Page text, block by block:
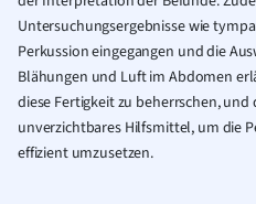
Untersuchungsergebnisse wie
Perkussion eingegangen und die
Blähungen und Luft im Abdomen
diese Fertigkeit zu beherrschen,
unverzichtbares Hilfsmittel, um die
effizient umzusetzen.